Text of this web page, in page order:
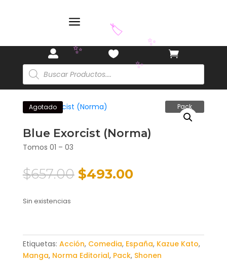
a
 

Búsqueda
de
productos
Agotado Pack
Blue Exorcist (Norma)
Tomos 01 – 03
$657.00 El
precio
$493.00El
Sin existencias
Etiquetas: Acción, Comedia, España, Kazue Kato,
Manga, Norma Editorial, Pack, Shonen
🏷️
✨
✨ ✨